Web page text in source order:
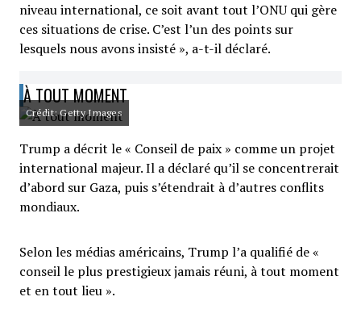
niveau international, ce soit avant tout l’ONU qui gère
ces situations de crise. C’est l’un des points sur
lesquels nous avons insisté », a-t-il déclaré.
À TOUT MOMENT
Crédit: Getty Images
Trump a décrit le « Conseil de paix » comme un projet
international majeur. Il a déclaré qu’il se concentrerait
d’abord sur Gaza, puis s’étendrait à d’autres conflits
mondiaux.
Selon les médias américains, Trump l’a qualifié de «
conseil le plus prestigieux jamais réuni, à tout moment
et en tout lieu ».